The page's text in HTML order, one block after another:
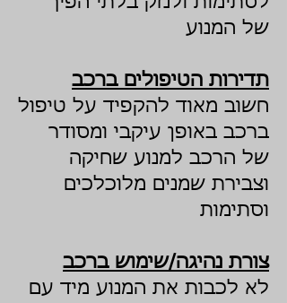
של המנוע
תדירות הטיפולים ברכב
חשוב מאוד להקפיד על טיפול
ברכב באופן עיקבי ומסודר
של הרכב למנוע שחיקה
וצבירת שמנים מלוכלכים
וסתימות
צורת נהיגה/שימוש ברכב
לא לכבות את המנוע מיד עם